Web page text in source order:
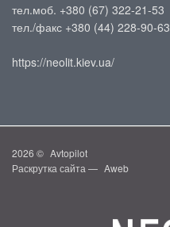
тел.моб. +380 (67) 322-21-53
тел./факс +380 (44) 228-90-63
https://neolit.kiev.ua/
2026 © Avtopilot
Раскрутка сайта — Aweb